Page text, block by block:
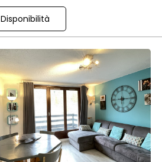
Disponibilità